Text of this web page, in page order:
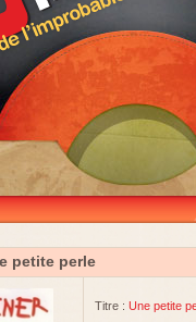
petite perle
Titre : Une petite